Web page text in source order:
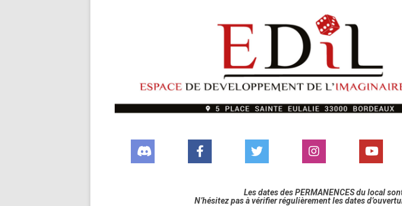
Les dates des PERMANENCES du local
N’hésitez pas à vérifier régulièrement les dates